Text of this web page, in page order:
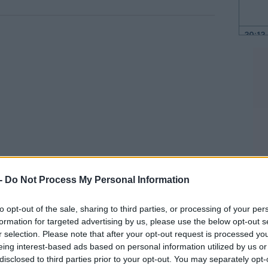
Do Not Process My Personal Information
opt-out of the sale, sharing to third parties, or processing of your
for targeted advertising by us, please use the below opt-out
selection. Please note that after your opt-out request is processed
interest-based ads based on personal information utilized by us
to third parties prior to your opt-out. You may separately
το meteo του Εθνικού
στη Δυτική Μακεδονία από -7 έως 1
και στη Θράκη από -1 έως 6, στη
από -2 έως 15, στη Στερεά από 2 έως
στα νησιά του Ιονίου από 6 έως 10, στα
20:12
19:35
19:22